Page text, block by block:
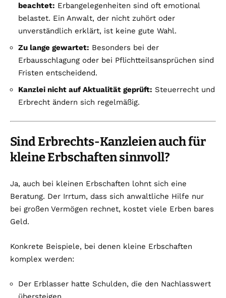
beachtet: Erbangelegenheiten sind oft emotional
belastet. Ein Anwalt, der nicht zuhört oder
unverständlich erklärt, ist keine gute Wahl.
Zu lange gewartet: Besonders bei der
Erbausschlagung oder bei Pflichtteilsansprüchen sind
Fristen entscheidend.
Kanzlei nicht auf Aktualität geprüft: Steuerrecht und
Erbrecht ändern sich regelmäßig.
Sind Erbrechts-Kanzleien auch für
kleine Erbschaften sinnvoll?
Ja, auch bei kleinen Erbschaften lohnt sich eine
Beratung. Der Irrtum, dass sich anwaltliche Hilfe nur
bei großen Vermögen rechnet, kostet viele Erben bares
Geld.
Konkrete Beispiele, bei denen kleine Erbschaften
komplex werden:
Der Erblasser hatte Schulden, die den Nachlasswert